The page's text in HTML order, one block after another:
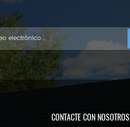
CONTACTE CON NOSOTROS